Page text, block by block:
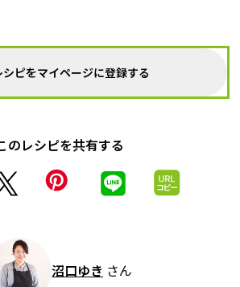
シピをマイページに登録する
のレシピを共有する
沼口ゆき さん